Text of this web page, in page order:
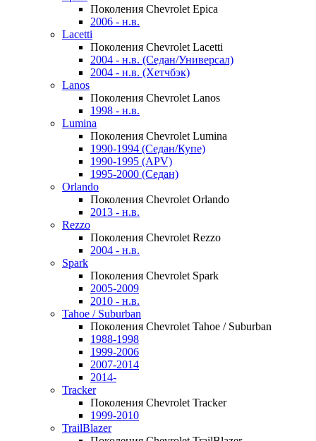
Поколения Chevrolet Epica
2006 - н.в.
Lacetti
Поколения Chevrolet Lacetti
2004 - н.в. (Седан/Универсал)
2004 - н.в. (Хетчбэк)
Lanos
Поколения Chevrolet Lanos
1998 - н.в.
Lumina
Поколения Chevrolet Lumina
1990-1994 (Седан/Купе)
1990-1995 (APV)
1995-2000 (Седан)
Orlando
Поколения Chevrolet Orlando
2013 - н.в.
Rezzo
Поколения Chevrolet Rezzo
2004 - н.в.
Spark
Поколения Chevrolet Spark
2005-2009
2010 - н.в.
Tahoe / Suburban
Поколения Chevrolet Tahoe / Suburban
1988-1998
1999-2006
2007-2014
2014-
Tracker
Поколения Chevrolet Tracker
1999-2010
TrailBlazer